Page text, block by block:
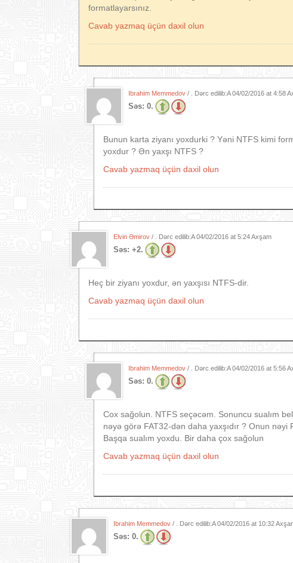
formatlayarsınız.
Cavab yazmaq üçün daxil olun
Ibrahim Memmedov / . Dərc edilib:A04/02/2016 at 4:58
Səs: 0.
Bunun karta ziyanı yoxdurki ? Yəni NTFS kimi
yoxdur ? Ən yaxşı NTFS ?
Cavab yazmaq üçün daxil olun
Elvin Əmirov / . Dərc edilib:A04/02/2016 at 5:24 Axşam
Səs: +2.
Heç bir ziyanı yoxdur, ən yaxşısı NTFS-dir.
Cavab yazmaq üçün daxil olun
Ibrahim Memmedov / . Dərc edilib:A04/02/2016 at 5:56
Səs: 0.
Cox sağolun. NTFS seçəcəm. Sonuncu sualım
nəyə görə FAT32-dən daha yaxşıdır ? Onun
Başqa sualım yoxdu. Bir daha çox sağolun
Cavab yazmaq üçün daxil olun
Ibrahim Memmedov / . Dərc edilib:A04/02/2016 at 10:32
Səs: 0.